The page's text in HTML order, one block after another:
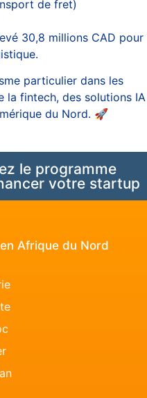
de fret)
30,8 millions CAD pour
particulier dans les
la fintech, des solutions IA
du Nord. 🚀
le programme
votre startup
Afrique du Nord